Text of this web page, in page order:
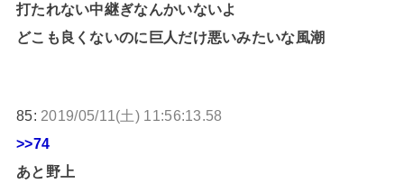
打たれない中継ぎなんかいないよ
どこも良くないのに巨人だけ悪いみたいな風潮
85: 2019/05/11(土) 11:56:13.58
>>74
あと野上